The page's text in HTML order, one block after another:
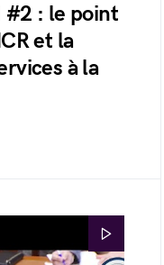
#2 : le point
et la
à la